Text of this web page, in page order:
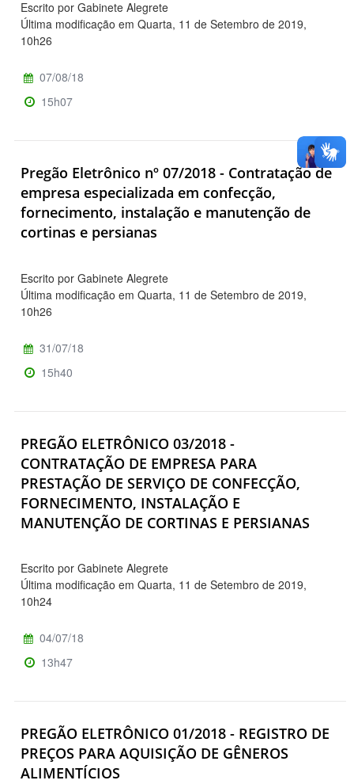
Escrito por Gabinete Alegrete
Última modificação em Quarta, 11 de Setembro de 2019,
10h26
07/08/18
15h07
Pregão Eletrônico nº 07/2018 - Contratação de
empresa especializada em confecção,
fornecimento, instalação e manutenção de
cortinas e persianas
Escrito por Gabinete Alegrete
Última modificação em Quarta, 11 de Setembro de 2019,
10h26
31/07/18
15h40
PREGÃO ELETRÔNICO 03/2018 -
CONTRATAÇÃO DE EMPRESA PARA
PRESTAÇÃO DE SERVIÇO DE CONFECÇÃO,
FORNECIMENTO, INSTALAÇÃO E
MANUTENÇÃO DE CORTINAS E PERSIANAS
Escrito por Gabinete Alegrete
Última modificação em Quarta, 11 de Setembro de 2019,
10h24
04/07/18
13h47
PREGÃO ELETRÔNICO 01/2018 - REGISTRO DE
PREÇOS PARA AQUISIÇÃO DE GÊNEROS
ALIMENTÍCIOS